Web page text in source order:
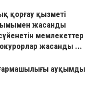
қорғау қызметі
жасанды
мемлекеттер
жасанды ...
ауқымды